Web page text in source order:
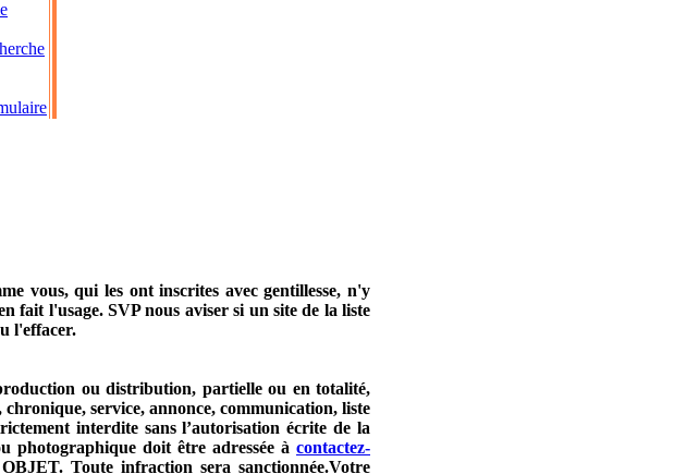
vous, qui les ont inscrites avec gentillesse, n'y
fait l'usage. SVP nous aviser si un site de la liste
l'effacer.
ou distribution, partielle ou en totalité,
service, annonce, communication, liste
interdite sans l’autorisation écrite de la
photographique doit être adressée à contactez-
Toute infraction sera sanctionnée.Votre